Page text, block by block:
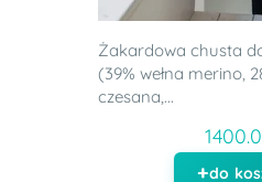
Żakardowa chusta
(39% wełna merino,
czesana,...
do